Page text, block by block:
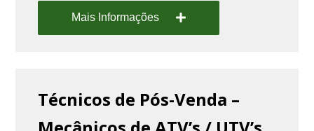
Mais Informações
Técnicos de Pós-Venda –